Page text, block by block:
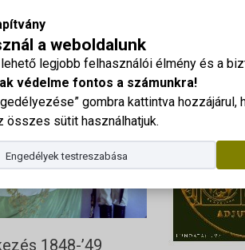
a weboldalunk
legjobb felhasználói élmény és a
védelme fontos a számunkra!
gombra kattintva hozzájárul,
összes sütit használhatjuk.
Engedélyek testreszabása
1848-’49